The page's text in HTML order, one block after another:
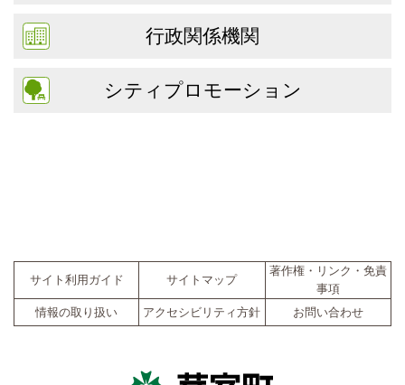
行政関係機関
シティプロモーション
サイト利用ガイド サイトマップ
著作権・リンク・免責
事項
情報の取り扱い
アクセシビリティ方針 お問い合わせ